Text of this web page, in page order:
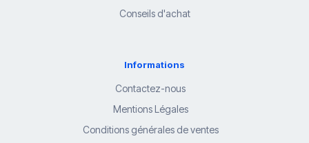
Conseils d'achat
Informations
Contactez-nous
Mentions Légales
Conditions générales de ventes